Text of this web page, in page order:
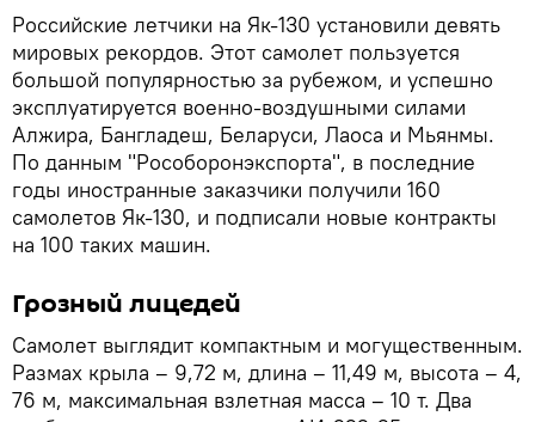
Российские летчики на Як-130 установили девять
мировых рекордов. Этот самолет пользуется
большой популярностью за рубежом, и успешно
эксплуатируется военно-воздушными силами
Алжира, Бангладеш, Беларуси, Лаоса и Мьянмы.
По данным "Рособоронэкспорта", в последние
годы иностранные заказчики получили 160
самолетов Як-130, и подписали новые контракты
на 100 таких машин.
Грозный лицедей
Самолет выглядит компактным и могущественным.
Размах крыла – 9,72 м, длина – 11,49 м, высота – 4,
76 м, максимальная взлетная масса – 10 т. Два